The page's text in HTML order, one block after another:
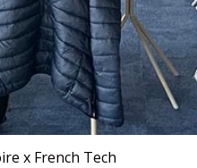
x French Tech